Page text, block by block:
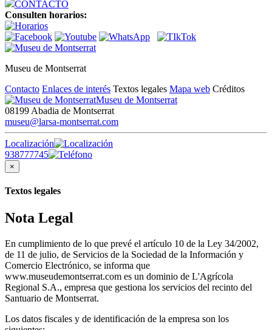
CONTACTO
Consulten horarios:
Museu de Montserrat
Contacto Enlaces de interés Textos legales Mapa web Créditos
Museu de Montserrat
08199 Abadia de Montserrat
museu@larsa-montserrat.com
Localización
938777745
×
Textos legales
Nota Legal
En cumplimiento de lo que prevé el artículo 10 de la Ley 34/2002,
de 11 de julio, de Servicios de la Sociedad de la Información y
Comercio Electrónico, se informa que
www.museudemontserrat.com es un dominio de L'Agrícola
Regional S.A., empresa que gestiona los servicios del recinto del
Santuario de Montserrat.
Los datos fiscales y de identificación de la empresa son los